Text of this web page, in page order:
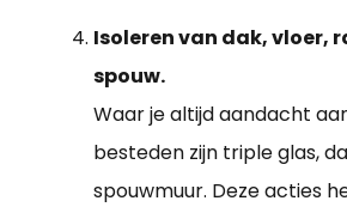
Isoleren van dak, vloer,
spouw.
Waar je altijd aandacht
besteden zijn triple glas,
spouwmuur. Deze acties